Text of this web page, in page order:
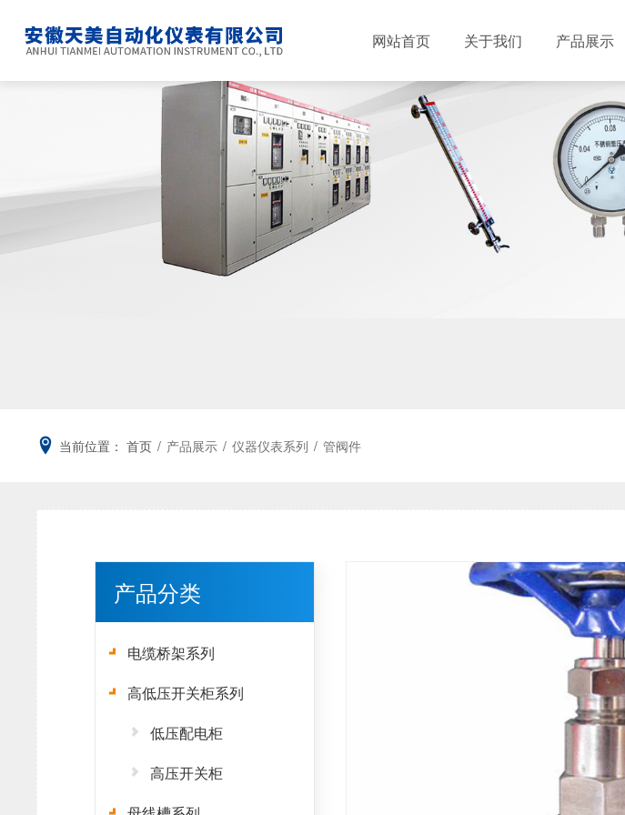
网站首页 关于我们
公司简介
产品展示
电缆桥架系列 高低压开关柜系列
母线槽系列
应用领域
公司新闻
联系我们
当前位置： 首页 / 产品展示 / 仪器仪表系列 / 管阀件
产品分类
电缆桥架系列
高低压开关柜系列
低压配电柜
高压开关柜